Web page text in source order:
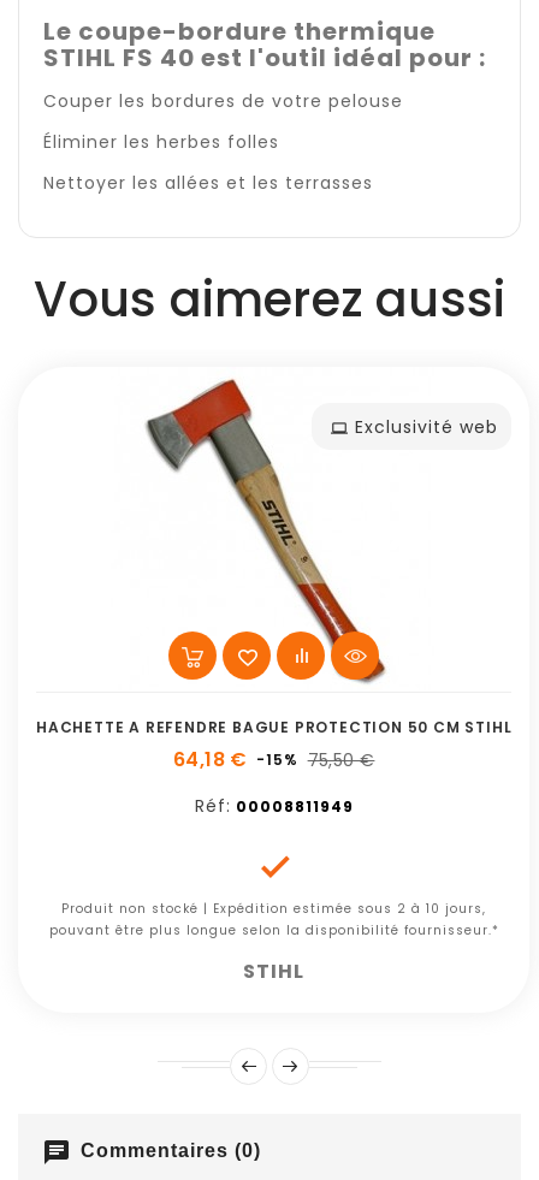
Le coupe-bordure thermique
STIHL FS 40 est l'outil idéal pour :
Couper les bordures de votre pelouse
Éliminer les herbes folles
Nettoyer les allées et les terrasses
Vous aimerez aussi
Exclusivité web
HACHETTE A REFENDRE BAGUE PROTECTION 50 CM STIHL
64,18 € -15% 75,50 €
Réf: 00008811949

Produit non stocké | Expédition estimée sous 2 à 10 jours,
pouvant être plus longue selon la disponibilité fournisseur.*
STIHL
chat Commentaires (0)